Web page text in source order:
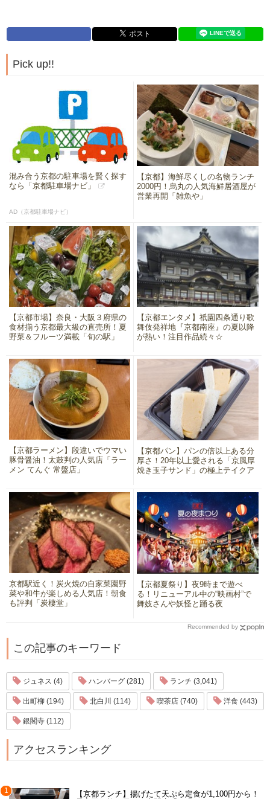
Pick up!!
混み合う京都の駐車場を賢く探す
なら「京都駐車場ナビ」
AD（京都駐車場ナビ）
【京都】海鮮尽くしの名物ランチ
2000円！烏丸の人気海鮮居酒屋が
営業再開「雑魚や」
【京都市場】奈良・大阪３府県の
食材揃う京都最大級の直売所！夏
野菜＆フルーツ満載「旬の駅」
【京都エンタメ】祇園四条通り歌
舞伎発祥地『京都南座』の夏以降
が熱い！注目作品続々☆
【京都ラーメン】段違いでウマい
豚骨醤油！太鼓判の人気店「ラー
メン てんぐ 常盤店」
【京都パン】パンの倍以上ある分
厚さ！20年以上愛される「京風厚
焼き玉子サンド」の極上テイクア
京都駅近く！炭火焼の自家菜園野
菜や和牛が楽しめる人気店！朝食
も評判「炭棲堂」
【京都夏祭り】夜9時まで遊べ
る！リニューアル中の“映画村”で
舞妓さんや妖怪と踊る夜
Recommended by
この記事のキーワード
ジュネス (4) ハンバーグ (281) ランチ (3,041)
出町柳 (194) 北白川 (114) 喫茶店 (740) 洋食 (443)
銀閣寺 (112)
アクセスランキング
1
【京都ランチ】揚げたて天ぷら定食が1,100円から！